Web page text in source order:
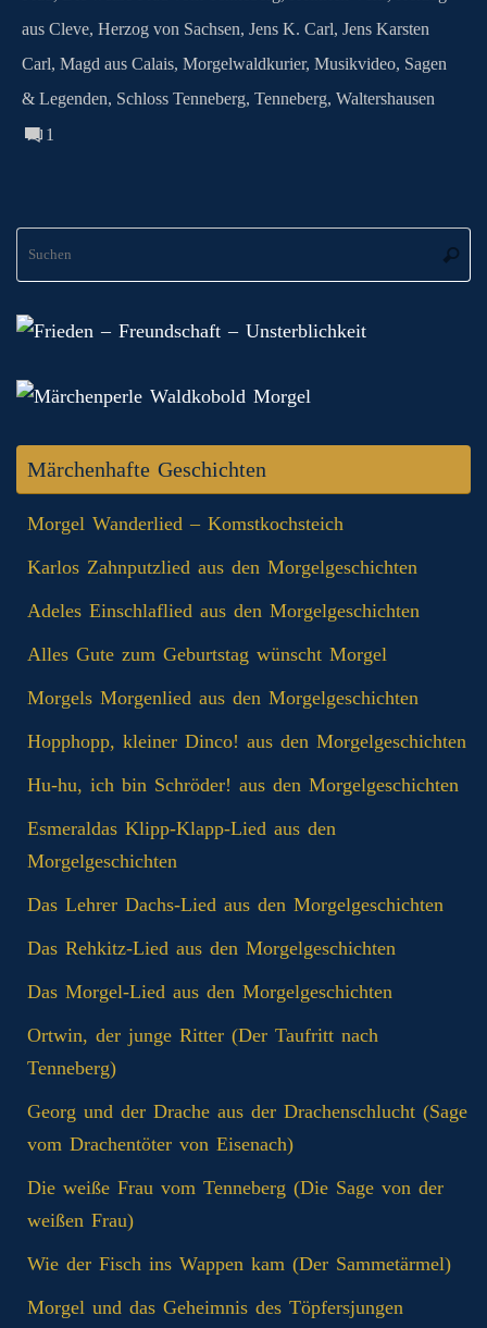
aus Cleve, Herzog von Sachsen, Jens K. Carl, Jens Karsten
Carl, Magd aus Calais, Morgelwaldkurier, Musikvideo, Sagen
& Legenden, Schloss Tenneberg, Tenneberg, Waltershausen
1
Märchenhafte Geschichten
Morgel Wanderlied – Komstkochsteich
Karlos Zahnputzlied aus den Morgelgeschichten
Adeles Einschlaflied aus den Morgelgeschichten
Alles Gute zum Geburtstag wünscht Morgel
Morgels Morgenlied aus den Morgelgeschichten
Hopphopp, kleiner Dinco! aus den Morgelgeschichten
Hu-hu, ich bin Schröder! aus den Morgelgeschichten
Esmeraldas Klipp‑Klapp‑Lied aus den
Morgelgeschichten
Das Lehrer Dachs-Lied aus den Morgelgeschichten
Das Rehkitz-Lied aus den Morgelgeschichten
Das Morgel-Lied aus den Morgelgeschichten
Ortwin, der junge Ritter (Der Taufritt nach
Tenneberg)
Georg und der Drache aus der Drachenschlucht (Sage
vom Drachentöter von Eisenach)
Die weiße Frau vom Tenneberg (Die Sage von der
weißen Frau)
Wie der Fisch ins Wappen kam (Der Sammetärmel)
Morgel und das Geheimnis des Töpfersjungen